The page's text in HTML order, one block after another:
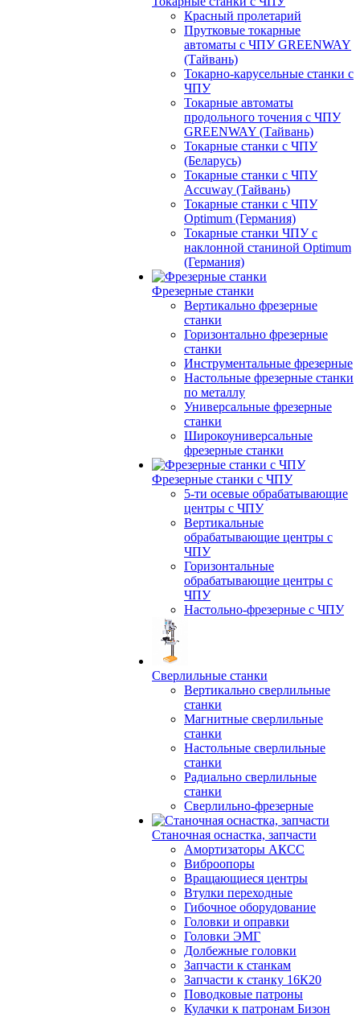
Красный пролетарий
Прутковые токарные
автоматы с ЧПУ GREENWAY
(Тайвань)
Токарно-карусельные станки с
ЧПУ
Токарные автоматы
продольного точения с ЧПУ
GREENWAY (Тайвань)
Токарные станки с ЧПУ
(Беларусь)
Токарные станки с ЧПУ
Accuway (Тайвань)
Токарные станки с ЧПУ
Optimum (Германия)
Токарные станки ЧПУ с
наклонной станиной Optimum
(Германия)
Фрезерные станки
Вертикально фрезерные
станки
Горизонтально фрезерные
станки
Инструментальные фрезерные
Настольные фрезерные станки
по металлу
Универсальные фрезерные
станки
Широкоуниверсальные
фрезерные станки
Фрезерные станки с ЧПУ
5-ти осевые обрабатывающие
центры с ЧПУ
Вертикальные
обрабатывающие центры с
ЧПУ
Горизонтальные
обрабатывающие центры с
ЧПУ
Настольно-фрезерные с ЧПУ
Сверлильные станки
Вертикально сверлильные
станки
Магнитные сверлильные
станки
Настольные сверлильные
станки
Радиально сверлильные
станки
Сверлильно-фрезерные
Станочная оснастка, запчасти
Амортизаторы АКСС
Виброопоры
Вращающиеся центры
Втулки переходные
Гибочное оборудование
Головки и оправки
Головки ЭМГ
Долбежные головки
Запчасти к станкам
Запчасти к станку 16К20
Поводковые патроны
Кулачки к патронам Бизон